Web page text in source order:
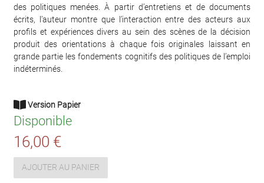
des politiques menées. À partir d’entretiens et de documents
écrits, l’auteur montre que l’interaction entre des acteurs aux
profils et expériences divers au sein des scènes de la décision
produit des orientations à chaque fois originales laissant en
grande partie les fondements cognitifs des politiques de l’emploi
indéterminés.
Version Papier
Disponible
16,00 €
AJOUTER AU PANIER